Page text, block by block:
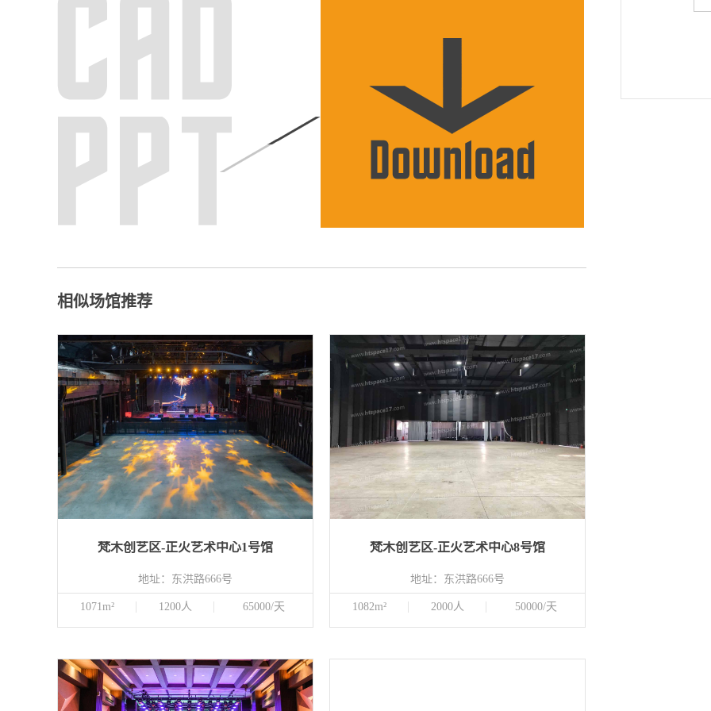
相似场馆推荐
梵木创艺区-正火艺术中心1号馆
地址：东洪路666号
1071m² 1200人 65000/天
梵木创艺区-正火艺术中心8号馆
地址：东洪路666号
1082m² 2000人 50000/天